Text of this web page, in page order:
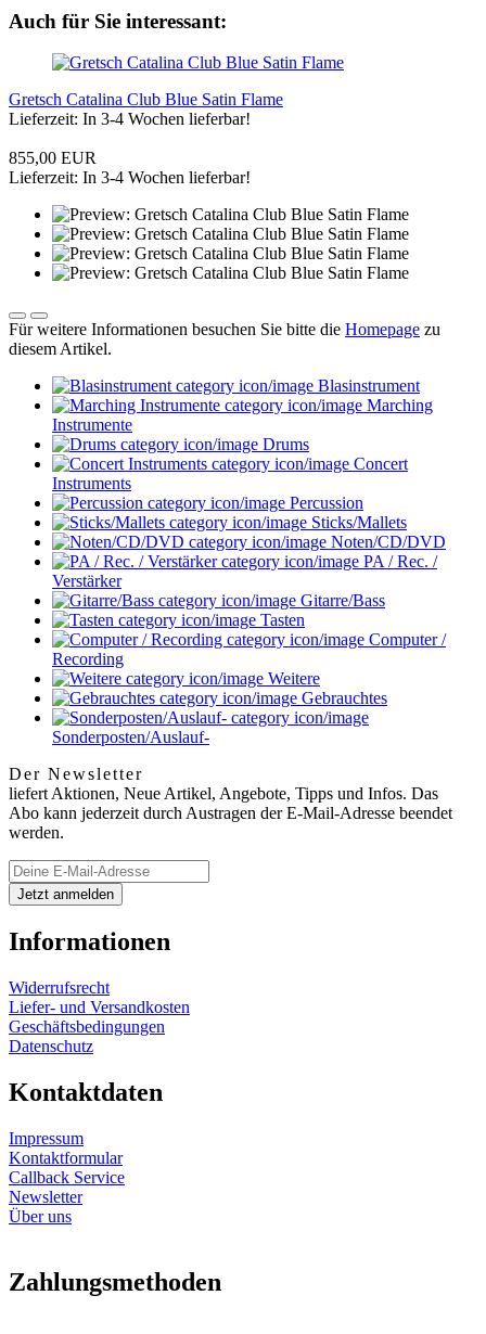
Auch für Sie interessant:
Gretsch Catalina Club Blue Satin Flame
Lieferzeit: In 3-4 Wochen lieferbar!
855,00 EUR
Lieferzeit: In 3-4 Wochen lieferbar!
Für weitere Informationen besuchen Sie bitte die Homepage zu
diesem Artikel.
Blasinstrument
Marching
Instrumente
Drums
Concert
Instruments
Percussion
Sticks/Mallets
Noten/CD/DVD
PA / Rec. /
Verstärker
Gitarre/Bass
Tasten
Computer /
Recording
Weitere
Gebrauchtes
Sonderposten/Auslauf-
Der Newsletter
liefert Aktionen, Neue Artikel, Angebote, Tipps und Infos. Das
Abo kann jederzeit durch Austragen der E-Mail-Adresse beendet
werden.
Informationen
Widerrufsrecht
Liefer- und Versandkosten
Geschäftsbedingungen
Datenschutz
Kontaktdaten
Impressum
Kontaktformular
Callback Service
Newsletter
Über uns
Zahlungsmethoden